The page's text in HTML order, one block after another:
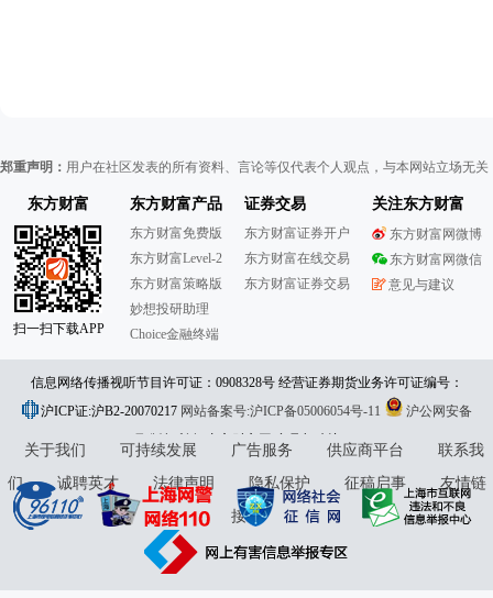
郑重声明： 用户在社区发表的所有资料、言论等仅代表个人观点，与本网站立场无
东方财富
扫一扫下载APP
东方财富产品
东方财富免费版
东方财富Level-2
东方财富策略版
妙想投研助理
Choice金融终端
证券交易
东方财富证券开户
东方财富在线交易
东方财富证券交易
关注东方财富
东方财富网微博
东方财富网微信
意见与建议
信息网络传播视听节目许可证：0908328号 经营证券期货业务许可证编号：
913101046312860336 违法和不良信息举报:021-61278686 举报邮箱：
jubao@eastmoney.com
沪ICP证:沪B2-20070217 网站备案号:沪ICP备05006054号-11
沪公网安备
31010402000120号版权所有:东方财富网意见与建议:4000300059/952500
关于我们 可持续发展 广告服务 供应商平台
联系我
们
诚聘英才 法律声明 隐私保护 征稿启事
友情链
接